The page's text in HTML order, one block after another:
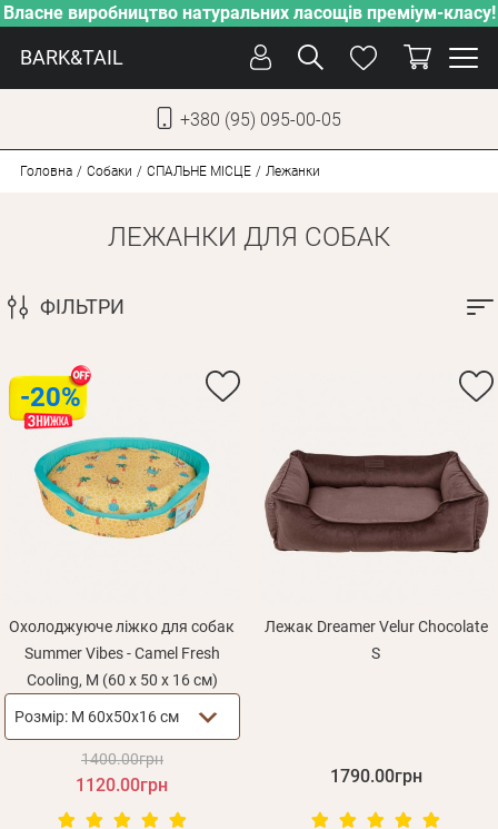
Власне виробництво натуральних ласощів преміум-класу!
BARK&TAIL
+380 (95) 095-00-05
ДОГЛЯД
НОВИНКИ
ДЛЯ КОТІВ
Оплата і доставка
Програма лояльності
Оптовим клієнтам
Контакти
+380 (95) 095-00-05
Головна Собаки СПАЛЬНЕ МІСЦЕ Лежанки
ЛЕЖАНКИ ДЛЯ СОБАК
ФІЛЬТРИ
-20%
Охолоджуюче ліжко для собак
Summer Vibes - Camel Fresh
Cooling, M (60 x 50 x 16 см)
Розмір: M 60x50x16 см
1400.00грн
1120.00грн
Лежак Dreamer Velur Chocolate
S
1790.00грн